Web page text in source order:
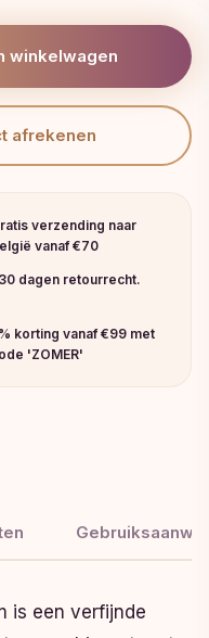
winkelwagen
afrekenen
verzending naar
vanaf €70
30 dagen retourrecht.
korting vanaf €99 met
'ZOMER'
is een verfijnde